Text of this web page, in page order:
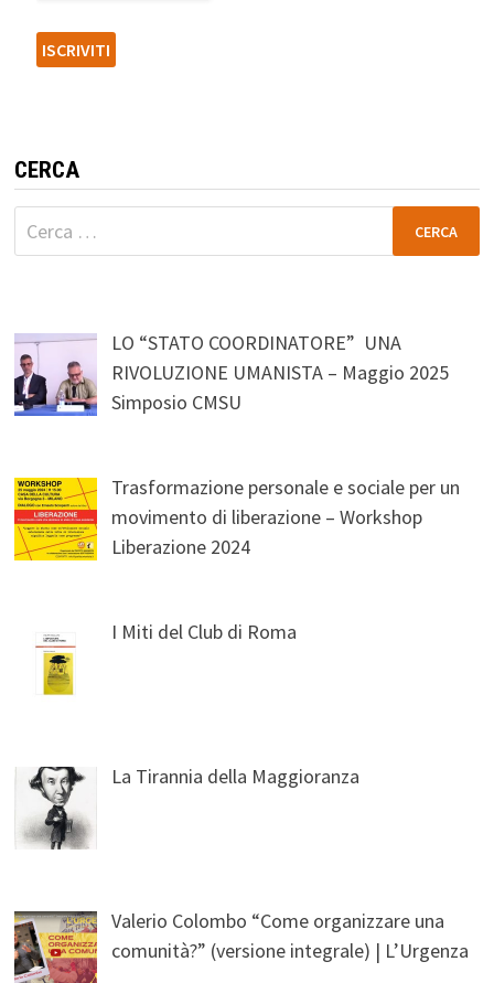
CERCA
Ricerca
per:
LO “STATO COORDINATORE” UNA
RIVOLUZIONE UMANISTA – Maggio 2025
Simposio CMSU
Trasformazione personale e sociale per un
movimento di liberazione – Workshop
Liberazione 2024
I Miti del Club di Roma
La Tirannia della Maggioranza
Valerio Colombo “Come organizzare una
comunità?” (versione integrale) | L’Urgenza